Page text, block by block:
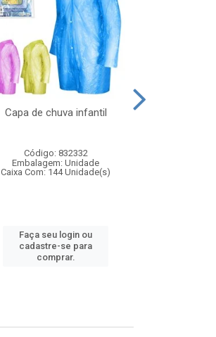
Capa de chuva infantil
Código: 832332
Embalagem: Unidade
Caixa Com: 144 Unidade(s)
Faça seu login ou
cadastre-se para
comprar.